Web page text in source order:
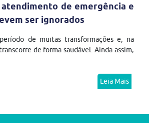
de emergência e
ser ignorados
de muitas transformações e, na
de forma saudável. Ainda assim,
Leia Mais